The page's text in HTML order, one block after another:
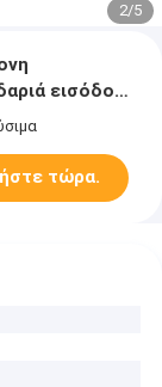
2/5
εισόδου
τώρα.